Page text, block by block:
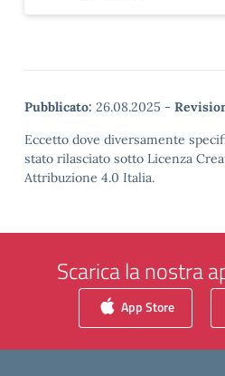
Pubblicato: 26.08.2025 -
Eccetto dove diversamente
stato rilasciato sotto Licenza
Attribuzione 4.0 Italia.
Scarica la nostra
App Store